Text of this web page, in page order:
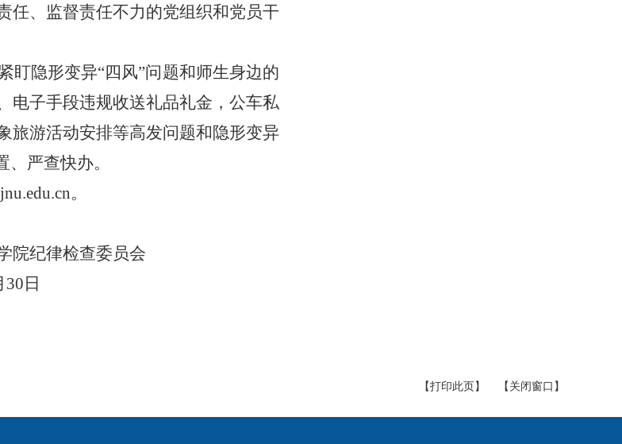
任、监督责任不力的党组织和党员干
盯隐形变异“四风”问题和师生身边的
电子手段违规收送礼品礼金，公车私
旅游活动安排等高发问题和隐形变异
严查快办。
。
检查委员会
【打印此页】 【关闭窗口】